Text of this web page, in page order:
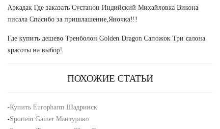
Аркадак Где заказать Сустанон Индийский Михайловка Викона
писала Спасибо за пришлашение,Яночка!!!
Где купить дешево Тренболон Golden Dragon Сапожок Три салона
красоты на выбор!
ПОХОЖИЕ СТАТЬИ
-Купить Europharm Шадринск
-Sportein Gainer Мантурово